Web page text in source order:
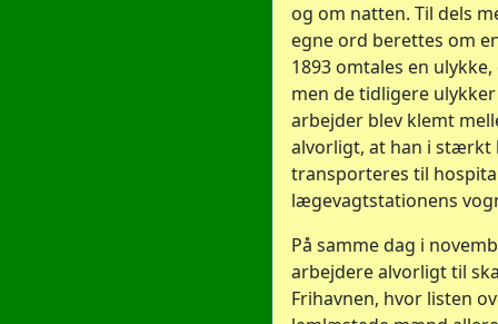
og om natten. Til dels
egne ord berettes om
1893 omtales en
men de tidligere
arbejder blev klemt
alvorligt, at han i stærkt
transporteres til
lægevagtstationens
På samme dag i
arbejdere alvorligt til
Frihavnen, hvor listen